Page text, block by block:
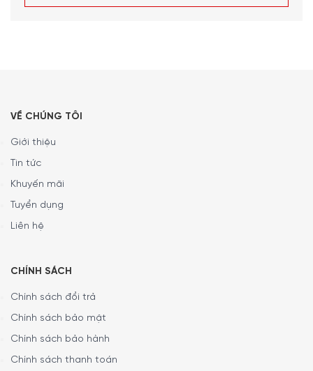
Dung tích lớn
VỀ CHÚNG TÔI
Giới thiệu
Tin tức
Khuyến mãi
Tuyển dụng
Liên hệ
CHÍNH SÁCH
Chính sách đổi trả
Chính sách bảo mật
Chính sách bảo hành
Chính sách thanh toán